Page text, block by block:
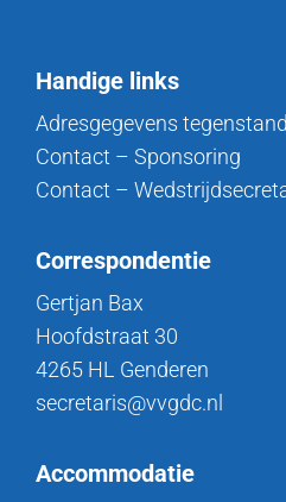
Handige links
Adresgegevens
Contact – Sponsoring
Contact –
Correspondentie
Gertjan Bax
Hoofdstraat 30
4265 HL Genderen
secretaris@vvgdc.nl
Accommodatie